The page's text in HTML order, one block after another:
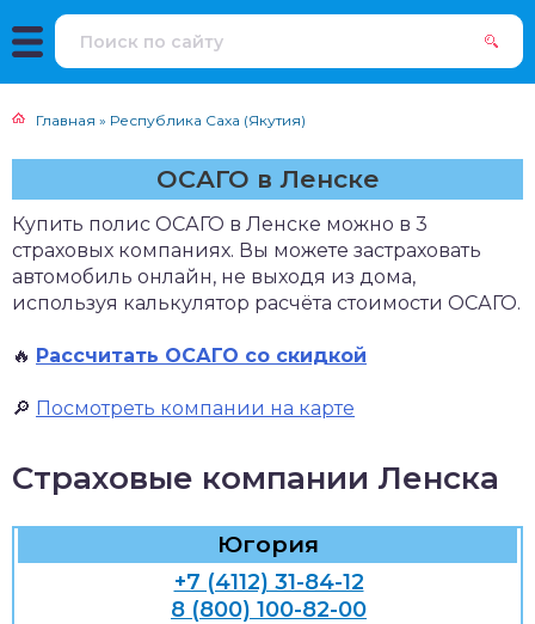
Главная » Республика Саха (Якутия)
ОСАГО в Ленске
Купить полис ОСАГО в Ленске можно в 3
страховых компаниях. Вы можете застраховать
автомобиль онлайн, не выходя из дома,
используя калькулятор расчёта стоимости ОСАГО.
🔥 Рассчитать ОСАГО со скидкой
🔎 Посмотреть компании на карте
Страховые компании Ленска
Югория
+7 (4112) 31-84-12
8 (800) 100-82-00